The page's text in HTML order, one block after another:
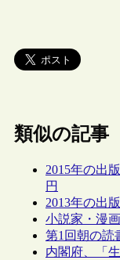
類似の記事
2015年の出
円
2013年の出
小説家・漫
第1回朝の読
内閣府、「